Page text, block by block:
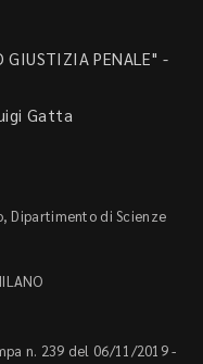
GIUSTIZIA PENALE" -
Gatta
Dipartimento di Scienze
n. 239 del 06/11/2019 -